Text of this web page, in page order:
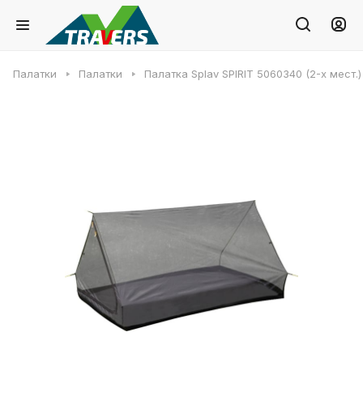
Палатки Палатки Палатка Splav SPIRIT 5060340 (2-х мест.)